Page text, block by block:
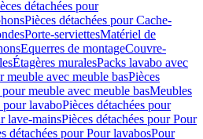
détachées pour
Pièces détachées pour Cache-
Porte-serviettesMatériel de
Equerres de montageCouvre-
Étagères muralesPacks lavabo avec
meuble avec meuble basPièces
meuble avec meuble basMeubles
pour lavaboPièces détachées pour
lave-mainsPièces détachées pour Pour
détachées pour Pour lavabosPour